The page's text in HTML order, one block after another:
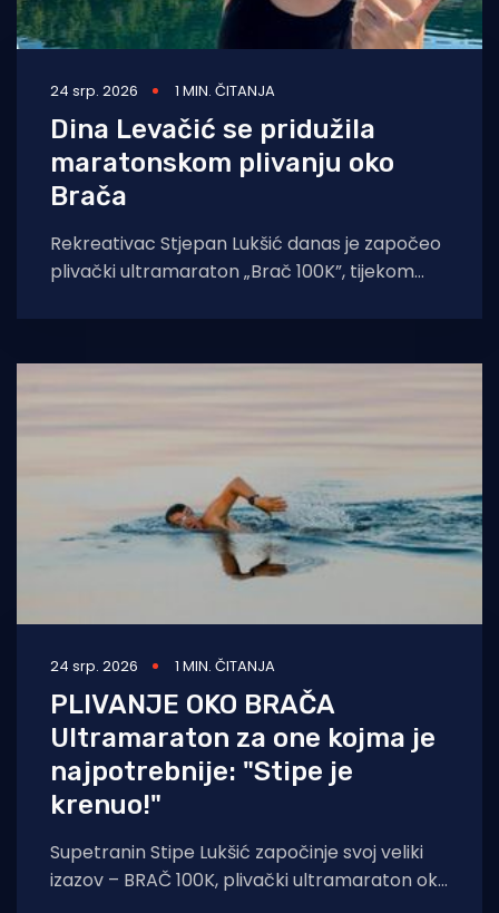
24 srp. 2026 1 MIN. ČITANJA
Dina Levačić se pridužila
maratonskom plivanju oko
Brača
Rekreativac Stjepan Lukšić danas je započeo
plivački ultramaraton „Brač 100K”, tijekom
24 srp. 2026 1 MIN. ČITANJA
PLIVANJE OKO BRAČA
Ultramaraton za one kojma je
najpotrebnije: "Stipe je
krenuo!"
Supetranin Stipe Lukšić započinje svoj veliki
izazov – BRAČ 100K, plivački ultramaraton oko